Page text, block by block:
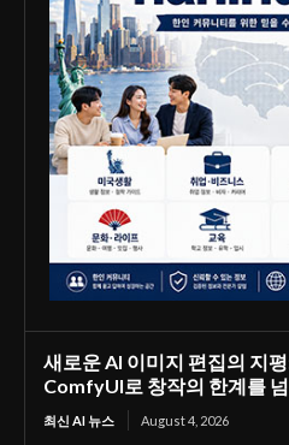
새로운 AI 이미지 편집의 지
ComfyUI로 창작의 한계를
최신 AI 뉴스 August 4, 2026